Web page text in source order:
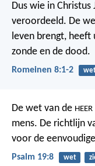
Dus wie in
veroordeeld. De
leven brengt, heeft
zonde en de dood.
Romeinen 8:1-2
De wet van de HEER
mens. De richtlijn
voor de
Psalm 19:8 wet